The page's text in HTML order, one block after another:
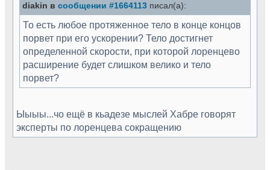
diakin в сообщении #1664113 писал(а):
То есть любое протяженное тело в конце концов
порвет при его ускорении? Тело достигнет
определенной скорости, при которой лоренцево
расширение будет слишком велико и тело
порвет?
Ыыыы...чо ещё в кьадезе мыслей Хабре говорят
эксперты по лоренцева сокращению